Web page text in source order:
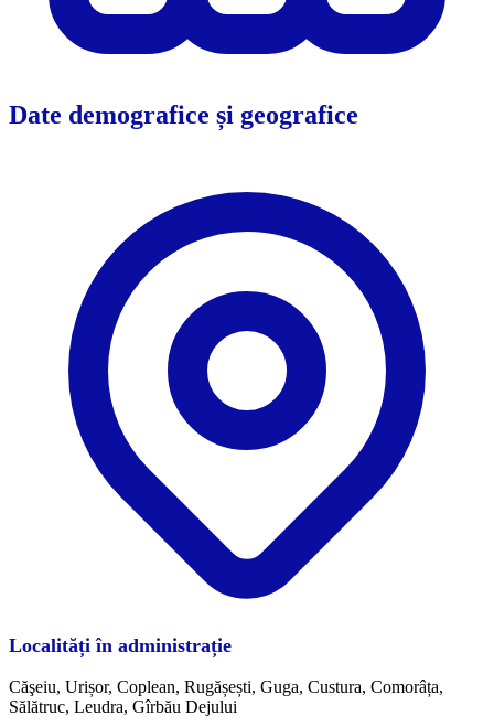
Date demografice și geografice
Localități în administrație
Căşeiu, Urișor, Coplean, Rugășești, Guga, Custura, Comorâța,
Sălătruc, Leudra, Gîrbău Dejului